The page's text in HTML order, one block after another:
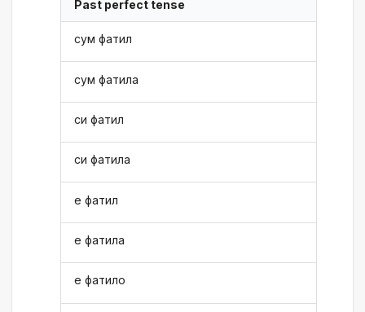
Past perfect tense
сум фатил
сум фатила
си фатил
си фатила
е фатил
е фатила
е фатило